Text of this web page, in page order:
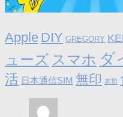
Apple DIY GREGORY
ューズ スマホ ダ
活 日本通信SIM 無印 衣類